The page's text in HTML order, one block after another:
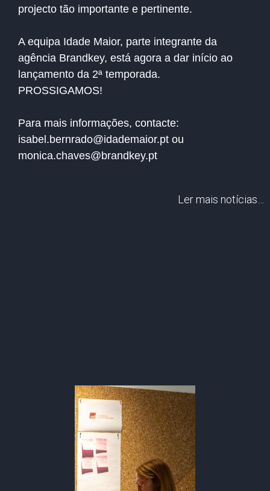
projecto tão importante e pertinente.
A equipa Idade Maior, parte integrante da
agência Brandkey, está agora a dar início ao
lançamento da 2ª temporada.
PROSSIGAMOS!
Para mais informações, contacte:
isabel.bernrado@idademaior.pt ou
monica.chaves@brandkey.pt
Ler mais notícias…